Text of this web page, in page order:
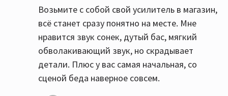
Возьмите с собой свой усилитель в магазин,
всё станет сразу понятно на месте. Мне
нравится звук сонек, дутый бас, мягкий
обволакивающий звук, но скрадывает
детали. Плюс у вас самая начальная, со
сценой беда наверное совсем.